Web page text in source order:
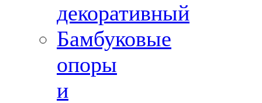
декоративный
Бамбуковые
опоры
и